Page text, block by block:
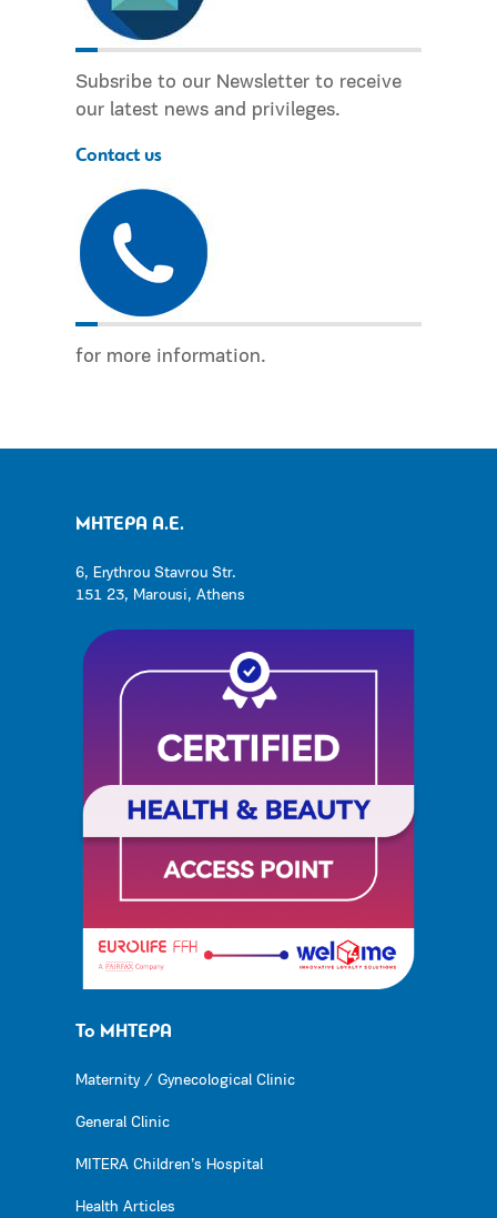
Subsribe to our Newsletter to receive
our latest news and privileges.
Contact us
for more information.
ΜΗΤΕΡΑ Α.Ε.
6, Erythrou Stavrou Str.
151 23, Marousi, Athens
Το ΜΗΤΕΡΑ
Maternity / Gynecological Clinic
General Clinic
MITERA Children’s Hospital
Health Articles